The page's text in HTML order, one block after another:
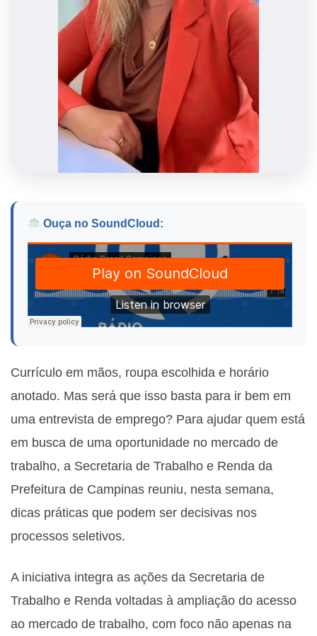
Ouça no SoundCloud:
Currículo em mãos, roupa escolhida e horário
anotado. Mas será que isso basta para ir bem em
uma entrevista de emprego? Para ajudar quem está
em busca de uma oportunidade no mercado de
trabalho, a Secretaria de Trabalho e Renda da
Prefeitura de Campinas reuniu, nesta semana,
dicas práticas que podem ser decisivas nos
processos seletivos.
A iniciativa integra as ações da Secretaria de
Trabalho e Renda voltadas à ampliação do acesso
ao mercado de trabalho, com foco não apenas na